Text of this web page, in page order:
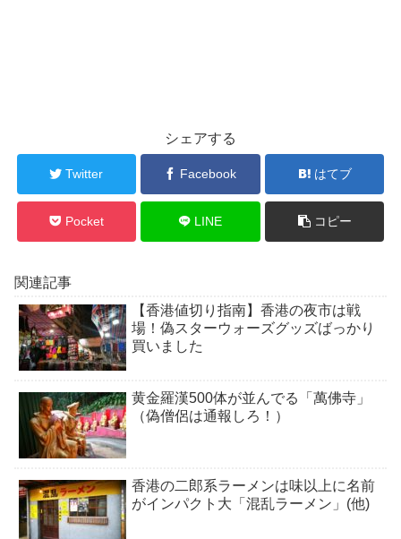
シェアする
Twitter Facebook はてブ
Pocket LINE コピー
関連記事
【香港値切り指南】香港の夜市は戦
場！偽スターウォーズグッズばっかり
買いました
黄金羅漢500体が並んでる「萬佛寺」
（偽僧侶は通報しろ！）
香港の二郎系ラーメンは味以上に名前
がインパクト大「混乱ラーメン」(他)